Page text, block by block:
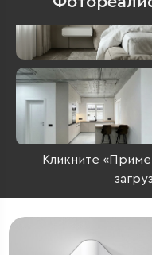
Кликните